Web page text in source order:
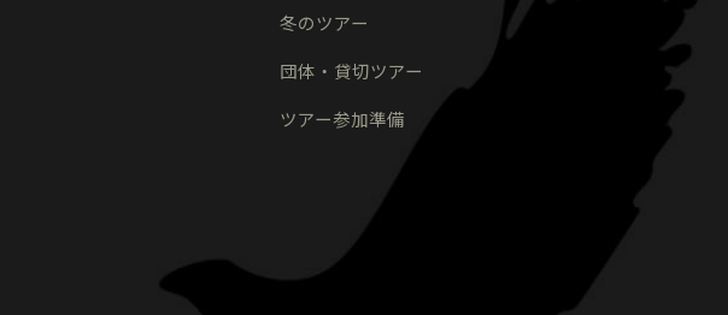
冬のツアー
団体・貸切ツアー
ツアー参加準備